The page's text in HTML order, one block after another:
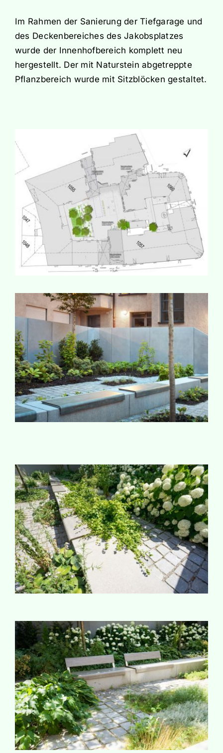
Im Rahmen der Sanierung der Tiefgarage und
des Deckenbereiches des Jakobsplatzes
wurde der Innenhofbereich komplett neu
hergestellt. Der mit Naturstein abgetreppte
Pflanzbereich wurde mit Sitzblöcken gestaltet.